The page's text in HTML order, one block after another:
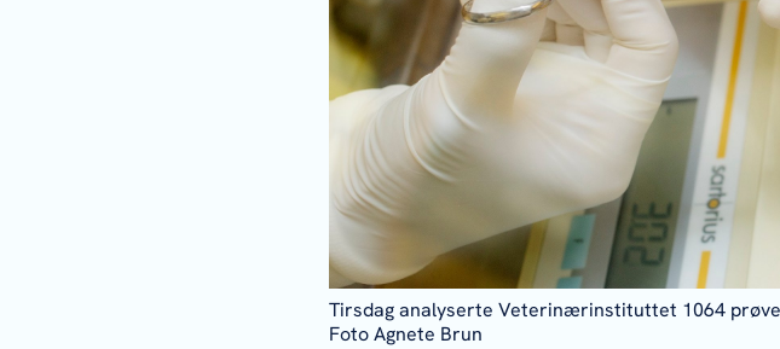
Tirsdag analyserte Veterinærinstituttet 1064
Foto Agnete Brun